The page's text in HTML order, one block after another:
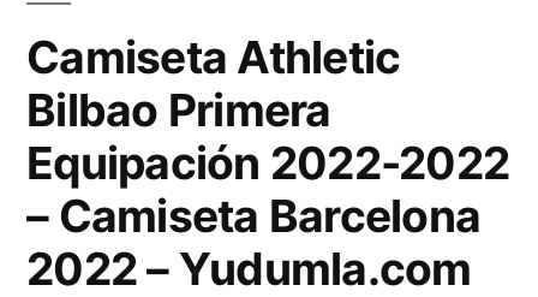
Camiseta Athletic
Bilbao Primera
Equipación 2022-2022
– Camiseta Barcelona
2022 – Yudumla.com